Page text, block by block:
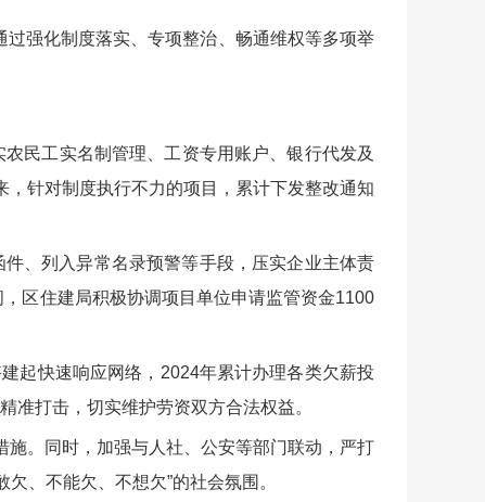
强化制度落实、专项整治、畅通维权等多项举
民工实名制管理、工资专用账户、银行代发及
针对制度执行不力的项目，累计下发整改通知
、列入异常名录预警等手段，压实企业主体责
区住建局积极协调项目单位申请监管资金1100
起快速响应网络，2024年累计办理各类欠薪投
准打击，切实维护劳资双方合法权益。
施。同时，加强与人社、公安等部门联动，严打
、不能欠、不想欠”的社会氛围。